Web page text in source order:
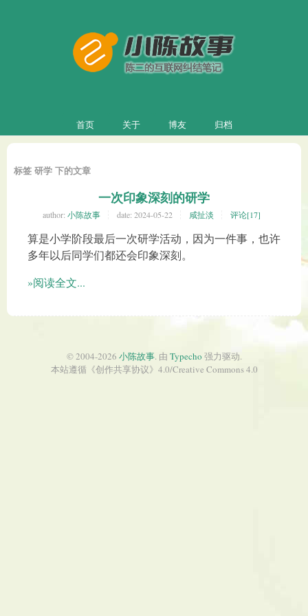
首页 关于 博友 归档
标签 研学 下的文章
一次印象深刻的研学
author: 小陈故事 date: 2024-05-22 咸扯淡 评论[17]
算是小学阶段最后一次研学活动，因为一件事，也许
多年以后同学们都还会印象深刻。
»阅读全文...
© 2004-2026 小陈故事. 由 Typecho 强力驱动.
本站遵循《创作共享协议》4.0/Creative Commons 4.0